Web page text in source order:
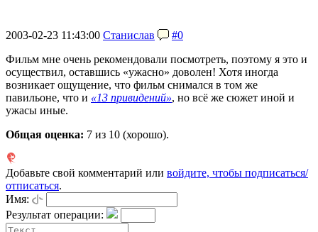
2003-02-23 11:43:00 Станислав
#0
Фильм мне очень рекомендовали посмотреть, поэтому я это и
осуществил, оставшись «ужасно» доволен! Хотя иногда
возникает ощущение, что фильм снимался в том же
павильоне, что и «13 привидений», но всё же сюжет иной и
ужасы иные.
Общая оценка: 7 из 10 (хорошо).
Добавьте свой комментарий или войдите, чтобы подписаться/
отписаться.
Имя:
Результат операции: